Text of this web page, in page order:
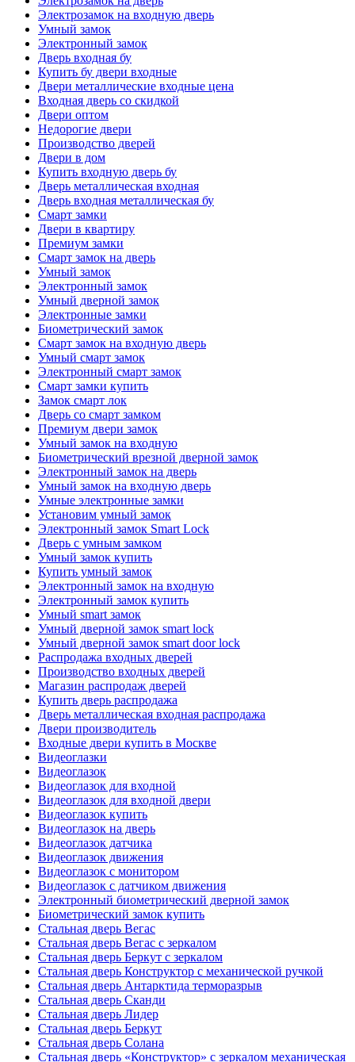
Электрозамок на входную дверь
Умный замок
Электронный замок
Дверь входная бу
Купить бу двери входные
Двери металлические входные цена
Входная дверь со скидкой
Двери оптом
Недорогие двери
Производство дверей
Двери в дом
Купить входную дверь бу
Дверь металлическая входная
Дверь входная металлическая бу
Смарт замки
Двери в квартиру
Премиум замки
Смарт замок на дверь
Умный замок
Электронный замок
Умный дверной замок
Электронные замки
Биометрический замок
Смарт замок на входную дверь
Умный смарт замок
Электронный смарт замок
Смарт замки купить
Замок смарт лок
Дверь со смарт замком
Премиум двери замок
Умный замок на входную
Биометрический врезной дверной замок
Электронный замок на дверь
Умный замок на входную дверь
Умные электронные замки
Установим умный замок
Электронный замок Smart Lock
Дверь с умным замком
Умный замок купить
Купить умный замок
Электронный замок на входную
Электронный замок купить
Умный smart замок
Умный дверной замок smart lock
Умный дверной замок smart door lock
Распродажа входных дверей
Производство входных дверей
Магазин распродаж дверей
Купить дверь распродажа
Дверь металлическая входная распродажа
Двери производитель
Входные двери купить в Москве
Видеоглазки
Видеоглазок
Видеоглазок для входной
Видеоглазок для входной двери
Видеоглазок купить
Видеоглазок на дверь
Видеоглазок датчика
Видеоглазок движения
Видеоглазок с монитором
Видеоглазок с датчиком движения
Электронный биометрический дверной замок
Биометрический замок купить
Стальная дверь Вегас
Стальная дверь Вегас с зеркалом
Стальная дверь Беркут с зеркалом
Стальная дверь Конструктор с механической ручкой
Стальная дверь Антарктида терморазрыв
Стальная дверь Сканди
Стальная дверь Лидер
Стальная дверь Беркут
Стальная дверь Солана
Стальная дверь «Конструктор» с зеркалом механическая